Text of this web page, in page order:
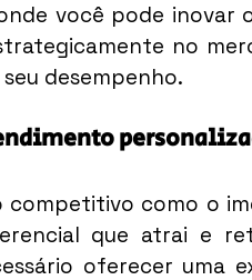
você pode inovar
no
desempenho.
competitivo como o
que atrai e
oferecer uma